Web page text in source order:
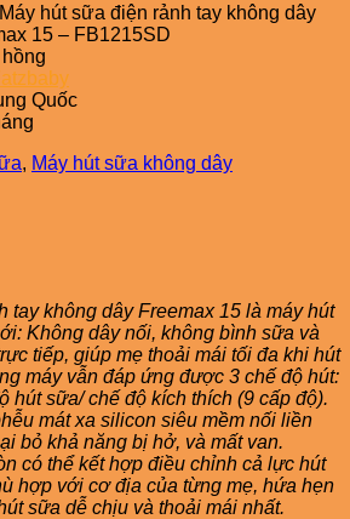
hút sữa điện rảnh tay không dây
15 – FB1215SD
Quốc
, Máy hút sữa không dây
tay không dây Freemax 15 là máy hút
Không dây nối, không bình sữa và
tiếp, giúp mẹ thoải mái tối đa khi hút
máy vẫn đáp ứng được 3 chế độ hút:
hút sữa/ chế độ kích thích (9 cấp độ).
mát xa silicon siêu mềm nối liền
bỏ khả năng bị hở, và mất van.
có thể kết hợp điều chỉnh cả lực hút
hợp với cơ địa của từng mẹ, hứa hẹn
sữa dễ chịu và thoải mái nhất.